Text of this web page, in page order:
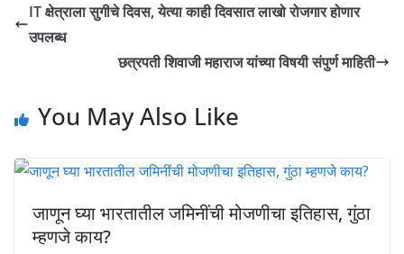
IT क्षेत्राला सुगीचे दिवस, येत्या काही दिवसात लाखो रोजगार होणार
उपलब्ध
छत्रपती शिवाजी महाराज यांच्या विषयी संपुर्ण माहिती
You May Also Like
जाणून घ्या भारतातील जमिनींची मोजणीचा इतिहास, गुंठा
म्हणजे काय?